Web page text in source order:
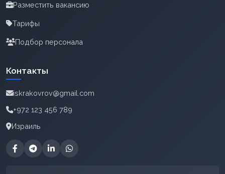
Разместить вакансию
Тарифы
Подбор персонала
Контакты
iskrakovrov@gmail.com
+972 123 456 789
Израиль